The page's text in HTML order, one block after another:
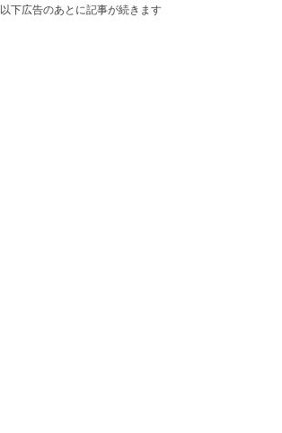
以下広告のあとに記事が続きます